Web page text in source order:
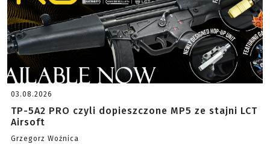
03.08.2026
TP-5A2 PRO czyli dopieszczone MP5 ze stajni LCT
Airsoft
Grzegorz Woźnica